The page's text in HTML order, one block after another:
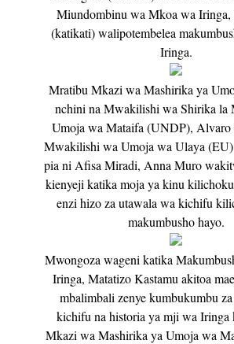
Miundombinu wa Mkoa wa
(katikati) walipotembelea
Iringa.
Mratibu Mkazi wa Mashirika ya
nchini na Mwakilishi wa Shirika la
Umoja wa Mataifa (UNDP), Alvaro
Mwakilishi wa Umoja wa Ulaya
pia ni Afisa Miradi, Anna Muro
kienyeji katika moja ya kinu
enzi hizo za utawala wa kichifu
makumbusho hayo.
Mwongoza wageni katika
Iringa, Matatizo Kastamu akitoa
mbalimbali zenye kumbukumbu
kichifu na historia ya mji wa Iringa
Mkazi wa Mashirika ya Umoja wa